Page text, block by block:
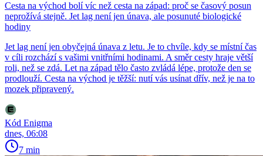
Cesta na východ bolí víc než cesta na západ: proč se časový posun
neprožívá stejně. Jet lag není jen únava, ale posunuté biologické
hodiny
Jet lag není jen obyčejná únava z letu. Je to chvíle, kdy se místní čas
v cíli rozchází s vašimi vnitřními hodinami. A směr cesty hraje větší
roli, než se zdá. Let na západ tělo často zvládá lépe, protože den se
prodlouží. Cesta na východ je těžší: nutí vás usínat dřív, než je na to
mozek připravený.
Kód Enigma
dnes, 06:08
7 min